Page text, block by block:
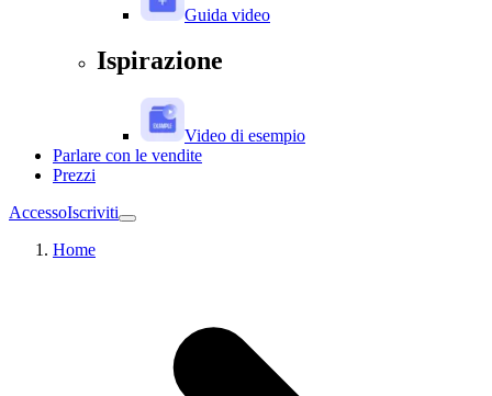
Guida video
Ispirazione
Video di esempio
Parlare con le vendite
Prezzi
AccessoIscriviti
Home